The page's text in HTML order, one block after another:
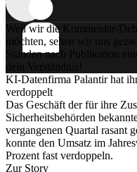
Weil wir die Kommentar-
möchten, sehen wir uns
Stunden nach Publikation
dein Verständnis!
KI-Datenfirma Palantir hat
verdoppelt
Das Geschäft der für ihre
Sicherheitsbehörden
vergangenen Quartal rasant
konnte den Umsatz im
Prozent fast verdoppeln.
Zur Story